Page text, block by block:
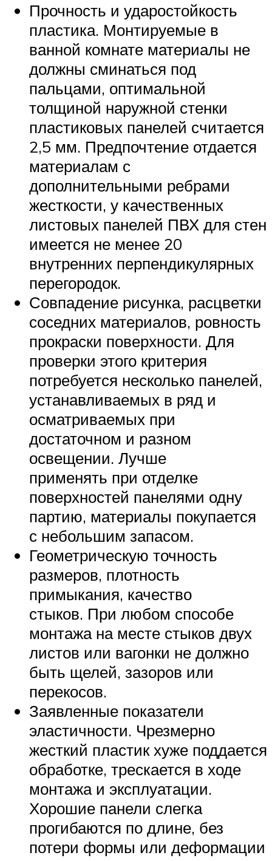
Прочность и ударостойкость
пластика. Монтируемые в
ванной комнате материалы не
должны сминаться под
пальцами, оптимальной
толщиной наружной стенки
пластиковых панелей считается
2,5 мм. Предпочтение отдается
материалам с
дополнительными ребрами
жесткости, у качественных
листовых панелей ПВХ для стен
имеется не менее 20
внутренних перпендикулярных
перегородок.
Совпадение рисунка, расцветки
соседних материалов, ровность
прокраски поверхности. Для
проверки этого критерия
потребуется несколько панелей,
устанавливаемых в ряд и
осматриваемых при
достаточном и разном
освещении. Лучше
применять при отделке
поверхностей панелями одну
партию, материалы покупается
с небольшим запасом.
Геометрическую точность
размеров, плотность
примыкания, качество
стыков. При любом способе
монтажа на месте стыков двух
листов или вагонки не должно
быть щелей, зазоров или
перекосов.
Заявленные показатели
эластичности. Чрезмерно
жесткий пластик хуже поддается
обработке, трескается в ходе
монтажа и эксплуатации.
Хорошие панели слегка
прогибаются по длине, без
потери формы или деформации